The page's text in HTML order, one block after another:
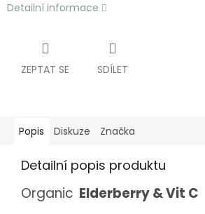
Detailní informace
ZEPTAT SE SDÍLET
Popis Diskuze Značka
Detailní popis produktu
Organic Elderberry & Vit C